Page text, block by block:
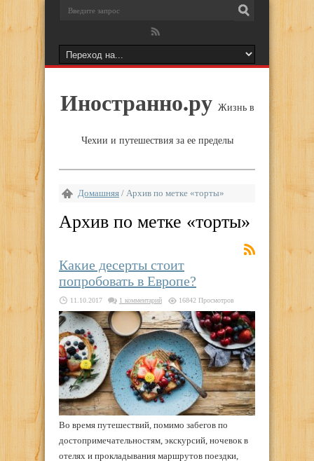
Иностранно.ру Жизнь в
Чехии и путешествия за ее пределы
Домашняя / Архив по метке «торты»
Архив по метке «торты»
Какие десерты стоит
попробовать в Европе?
11.10.2017 1 комментарий 16842 Просмотров
Во время путешествий, помимо забегов по
достопримечательностям, экскурсий, ночевок в
отелях и прокладывания маршрутов поездки,